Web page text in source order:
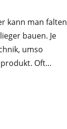
kann man falten
bauen. Je
umso
Oft…